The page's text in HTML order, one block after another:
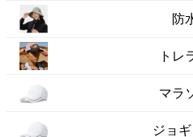
防
トレ
マラ
ジョ